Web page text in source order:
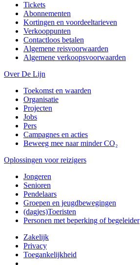
Tickets
Abonnementen
Kortingen en voordeeltarieven
Verkooppunten
Contactloos betalen
Algemene reisvoorwaarden
Algemene verkoopsvoorwaarden
Over De Lijn
Toekomst en waarden
Organisatie
Projecten
Jobs
Pers
Campagnes en acties
Beweeg mee naar minder CO₂
Oplossingen voor reizigers
Jongeren
Senioren
Pendelaars
Groepen en jeugdbewegingen
(dagjes)Toeristen
Personen met beperking of begeleider
Zakelijk
Privacy
Toegankelijkheid